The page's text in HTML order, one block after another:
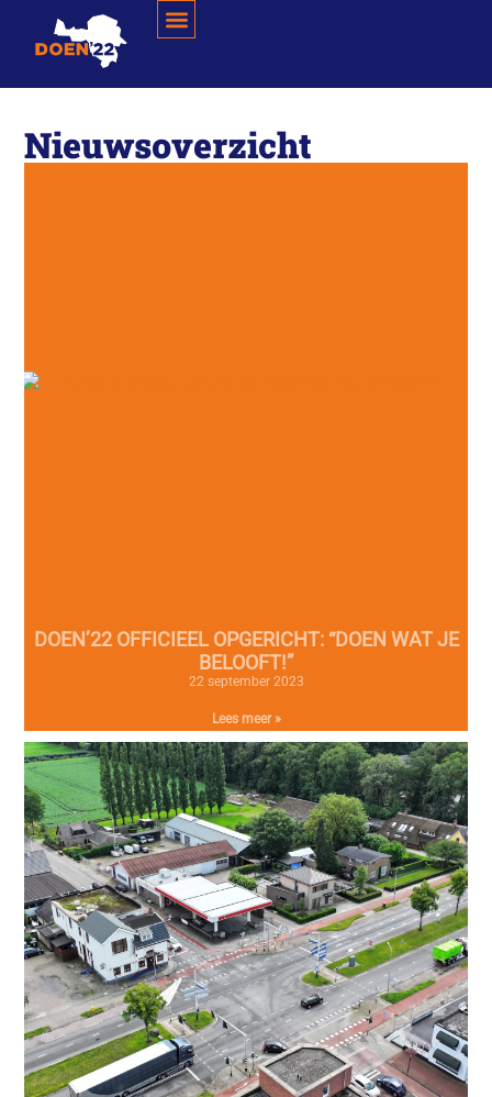
Nieuwsoverzicht
DOEN’22 OFFICIEEL OPGERICHT: “DOEN WAT JE
BELOOFT!”
22 september 2023
Lees meer »